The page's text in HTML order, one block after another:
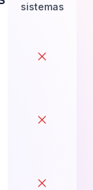
sistemas